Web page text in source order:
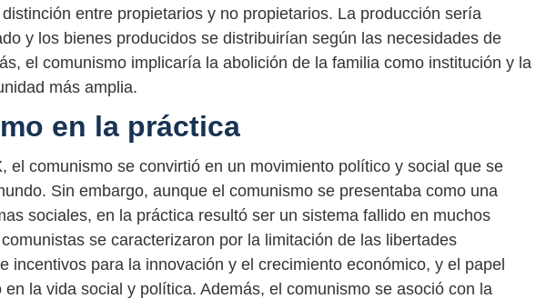
entre propietarios y no propietarios. La producción sería
y los bienes producidos se distribuirían según las necesidades de
el comunismo implicaría la abolición de la familia como institución y la
más amplia.
en la práctica
el comunismo se convirtió en un movimiento político y social que se
Sin embargo, aunque el comunismo se presentaba como una
sociales, en la práctica resultó ser un sistema fallido en muchos
se caracterizaron por la limitación de las libertades
incentivos para la innovación y el crecimiento económico, y el papel
la vida social y política. Además, el comunismo se asoció con la